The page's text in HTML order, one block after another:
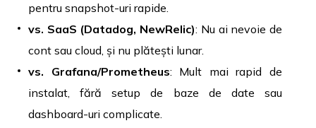
pentru snapshot-uri rapide.
vs. SaaS (Datadog, NewRelic): Nu ai nevoie de
cont sau cloud, și nu plătești lunar.
vs. Grafana/Prometheus: Mult mai rapid de
instalat, fără setup de baze de date sau
dashboard-uri complicate.